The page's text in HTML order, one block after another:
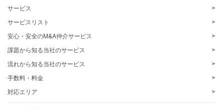
サービス
サービスリスト
安心・安全のM&A仲介サービス
課題から知る当社のサービス
流れから知る当社のサービス
手数料・料金
対応エリア